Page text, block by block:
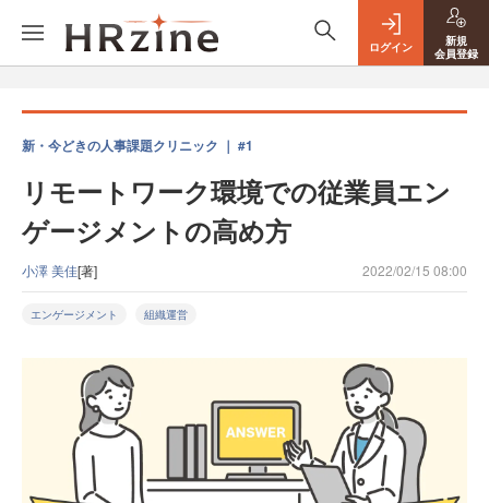
ログイン
新規
会員登録
新・今どきの人事課題クリニック ｜ #1
リモートワーク環境での従業員エン
ゲージメントの高め方
小澤 美佳[著] 2022/02/15 08:00
エンゲージメント 組織運営